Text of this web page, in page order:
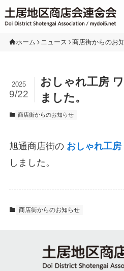
ホーム ニュース 商店街からのお
おしゃれ工房
ました。
2025
9/22
商店街からのお知らせ
旭通商店街の おしゃれ工
しました。
商店街からのお知らせ